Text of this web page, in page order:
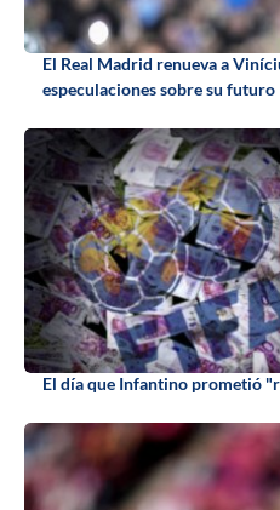
El Real Madrid renueva a
especulaciones sobre su futuro
El día que Infantino prometió